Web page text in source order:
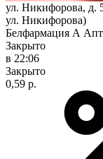
ул. Никифорова, д.
ул. Никифорова)
Белфармация А
Закрыто
в 22:06
Закрыто
0,59 р.